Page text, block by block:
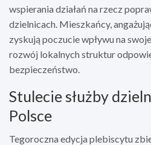
wspierania działań na rzecz
dzielnicach. Mieszkańcy,
zyskują poczucie wpływu na
rozwój lokalnych struktur
bezpieczeństwo.
Stulecie służby
Polsce
Tegoroczna edycja plebiscytu